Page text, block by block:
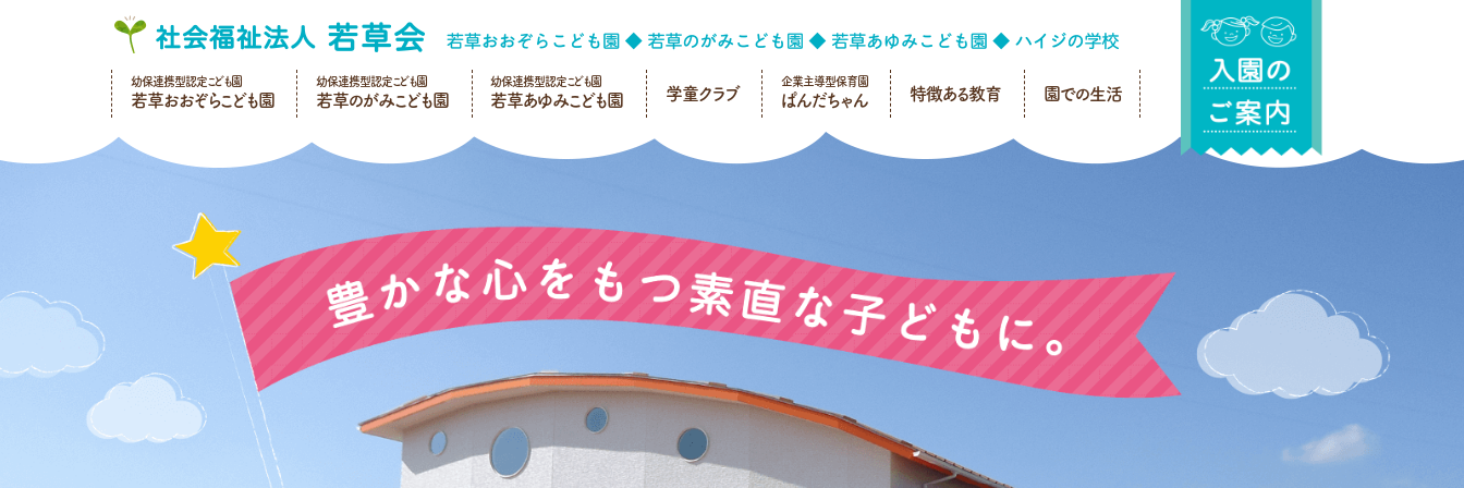
幼保連携型認定こども園
若草おおぞらこども園
幼保連携型認定こども園
若草のがみこども園
幼保連携型認定こども園
若草あゆみこども園 学童クラブ
企業主導型保育園
ぱんだちゃん 特徴ある教育 園での生活